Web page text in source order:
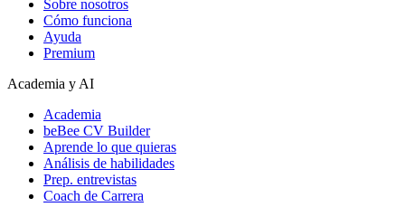
Sobre nosotros
Cómo funciona
Ayuda
Premium
Academia y AI
Academia
beBee CV Builder
Aprende lo que quieras
Análisis de habilidades
Prep. entrevistas
Coach de Carrera